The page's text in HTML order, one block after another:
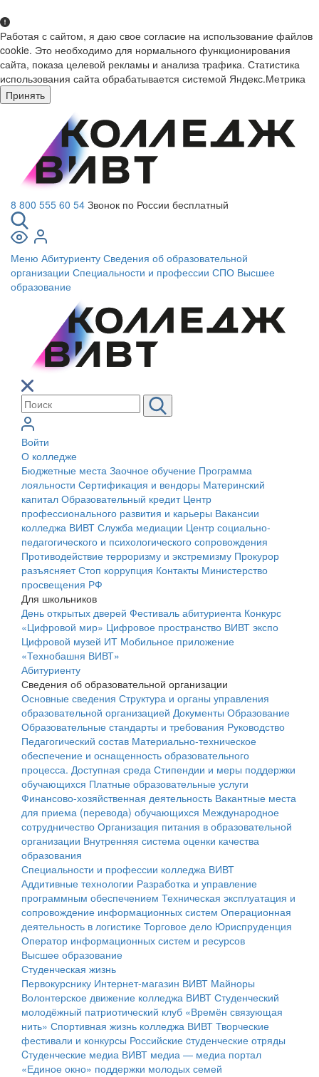
Работая с сайтом, я даю свое согласие на использование файлов
cookie. Это необходимо для нормального функционирования
сайта, показа целевой рекламы и анализа трафика. Статистика
использования сайта обрабатывается системой Яндекс.Метрика
Принять
8 800 555 60 54 Звонок по России бесплатный
Меню Абитуриенту Сведения об образовательной
организации Специальности и профессии СПО Высшее
образование
Войти
О колледже
Бюджетные места Заочное обучение Программа
лояльности Сертификация и вендоры Материнский
капитал Образовательный кредит Центр
профессионального развития и карьеры Вакансии
колледжа ВИВТ Служба медиации Центр социально-
педагогического и психологического сопровождения
Противодействие терроризму и экстремизму Прокурор
разъясняетСтоп коррупция Контакты Министерство
просвещения РФ
Для школьников
День открытых дверей Фестиваль абитуриента Конкурс
«Цифровой мир» Цифровое пространство ВИВТ экспо
Цифровой музей ИТ Мобильное приложение
«Технобашня ВИВТ»
Абитуриенту
Сведения об образовательной организации
Основные сведения Структура и органы управления
образовательной организацией Документы Образование
Образовательные стандарты и требования Руководство
Педагогический состав Материально-техническое
обеспечение и оснащенность образовательного
процесса. Доступная среда Стипендии и меры поддержки
обучающихся Платные образовательные услуги
Финансово-хозяйственная деятельность Вакантные места
для приема (перевода) обучающихся Международное
сотрудничество Организация питания в образовательной
организации Внутренняя система оценки качества
образования
Специальности и профессии колледжа ВИВТ
Аддитивные технологии Разработка и управление
программным обеспечением Техническая эксплуатация и
сопровождение информационных систем Операционная
деятельность в логистике Торговое дело Юриспруденция
Оператор информационных систем и ресурсов
Высшее образование
Студенческая жизнь
Первокурснику Интернет-магазин ВИВТ Майноры
Волонтерское движение колледжа ВИВТ Студенческий
молодёжный патриотический клуб «Времён связующая
нить» Спортивная жизнь колледжа ВИВТ Творческие
фестивали и конкурсы Российские cтуденческие отряды
Cтуденческие медиа ВИВТ медиа — медиа портал
«Единое окно» поддержки молодых семей